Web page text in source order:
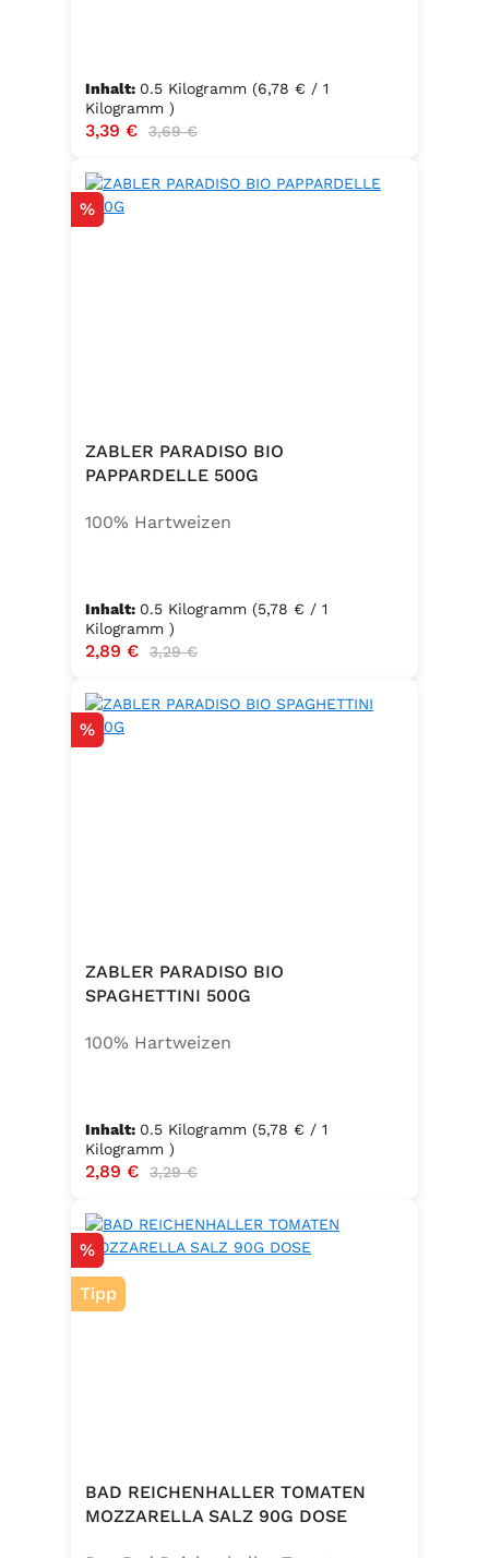
Inhalt: 0.5 Kilogramm (6,78 € / 1
Kilogramm )
Verkaufspreis:
3,39 € Regulärer Preis:
3,69 €
Rabatt
%
ZABLER PARADISO BIO
PAPPARDELLE 500G
100% Hartweizen
Inhalt: 0.5 Kilogramm (5,78 € / 1
Kilogramm )
Verkaufspreis:
2,89 € Regulärer Preis:
3,29 €
Rabatt
%
ZABLER PARADISO BIO
SPAGHETTINI 500G
100% Hartweizen
Inhalt: 0.5 Kilogramm (5,78 € / 1
Kilogramm )
Verkaufspreis:
2,89 € Regulärer Preis:
3,29 €
Rabatt
%
Tipp
BAD REICHENHALLER TOMATEN
MOZZARELLA SALZ 90G DOSE